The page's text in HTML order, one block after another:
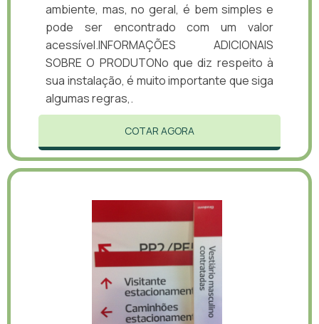
ambiente, mas, no geral, é bem simples e
pode ser encontrado com um valor
acessível.INFORMAÇÕES ADICIONAIS
SOBRE O PRODUTONo que diz respeito à
sua instalação, é muito importante que siga
algumas regras,.
COTAR AGORA